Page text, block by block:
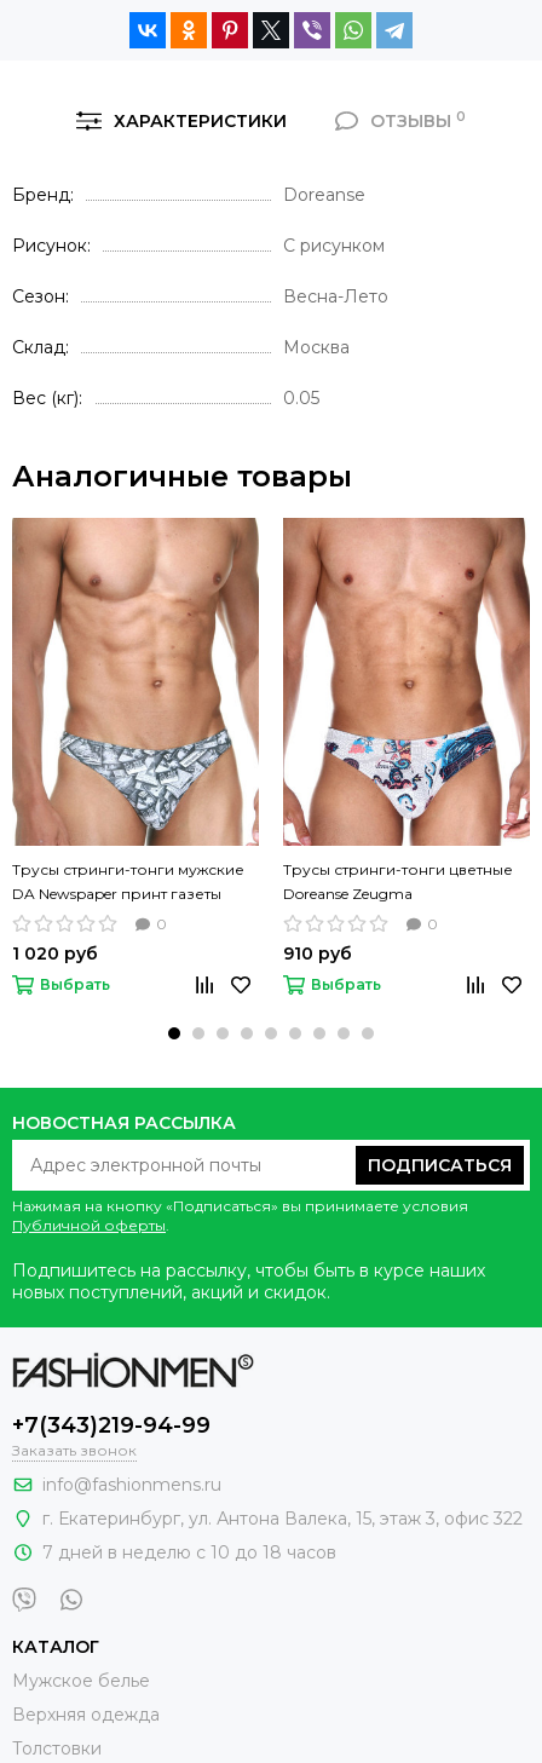
ХАРАКТЕРИСТИКИ ОТЗЫВЫ 0
Бренд Doreanse
Рисунок С рисунком
Сезон Весна-Лето
Склад Москва
Вес (кг) 0.05
Аналогичные товары
Трусы стринги-тонги мужские
DA Newspaper принт газеты
0
1 020 руб
Выбрать
Трусы стринги-тонги цветные
Doreanse Zeugma
0
910 руб
Выбрать
НОВОСТНАЯ РАССЫЛКА
ПОДПИСАТЬСЯ
Нажимая на кнопку «Подписаться» вы принимаете условия
Публичной оферты.
Подпишитесь на рассылку, чтобы быть в курсе наших
новых поступлений, акций и скидок.
+7(343)219-94-99
Заказать звонок
info@fashionmens.ru
г. Екатеринбург, ул. Антона Валека, 15, этаж 3, офис 322
7 дней в неделю с 10 до 18 часов
КАТАЛОГ
Мужское белье
Верхняя одежда
Толстовки